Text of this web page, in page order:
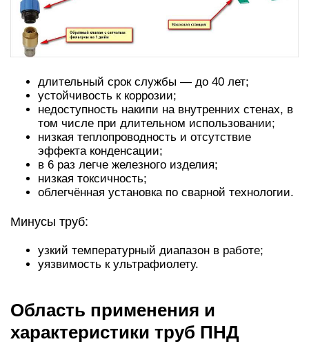
длительный срок службы — до 40 лет;
устойчивость к коррозии;
недоступность накипи на внутренних стенах, в
том числе при длительном использовании;
низкая теплопроводность и отсутствие
эффекта конденсации;
в 6 раз легче железного изделия;
низкая токсичность;
облегчённая установка по сварной технологии.
Минусы труб:
узкий температурный диапазон в работе;
уязвимость к ультрафиолету.
Область применения и
характеристики труб ПНД